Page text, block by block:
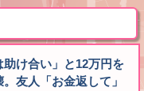
け合い」と12万円を
友人「お金返して」